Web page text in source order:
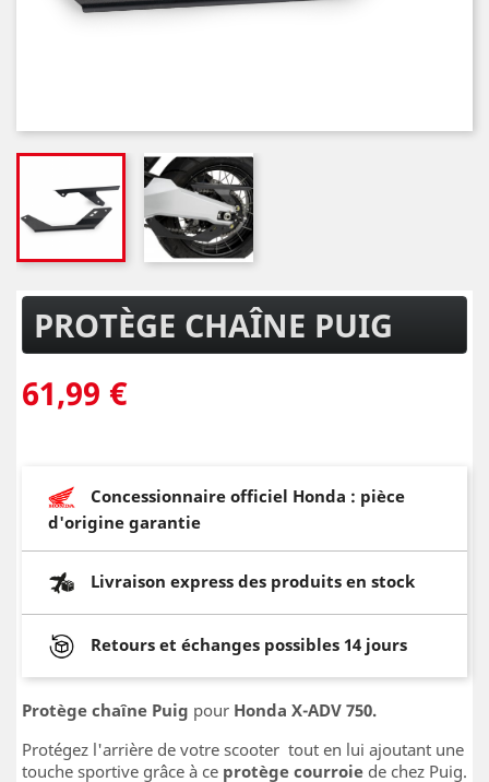
PROTÈGE CHAÎNE PUIG
61,99 €
Concessionnaire officiel Honda : pièce
d'origine garantie
Livraison express des produits en stock
Retours et échanges possibles 14 jours
Protège chaîne Puig pour Honda X-ADV 750.
Protégez l'arrière de votre scooter tout en lui ajoutant une
touche sportive grâce à ce protège courroie de chez Puig.